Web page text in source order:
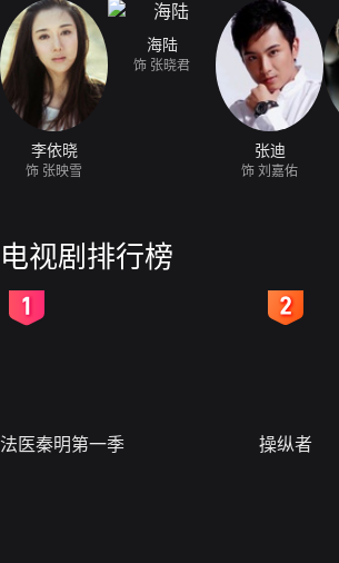
李依晓
饰 张映雪
海陆
饰 张晓君
张迪
饰 刘嘉佑
电视剧排行榜
法医秦明第一季 操纵者